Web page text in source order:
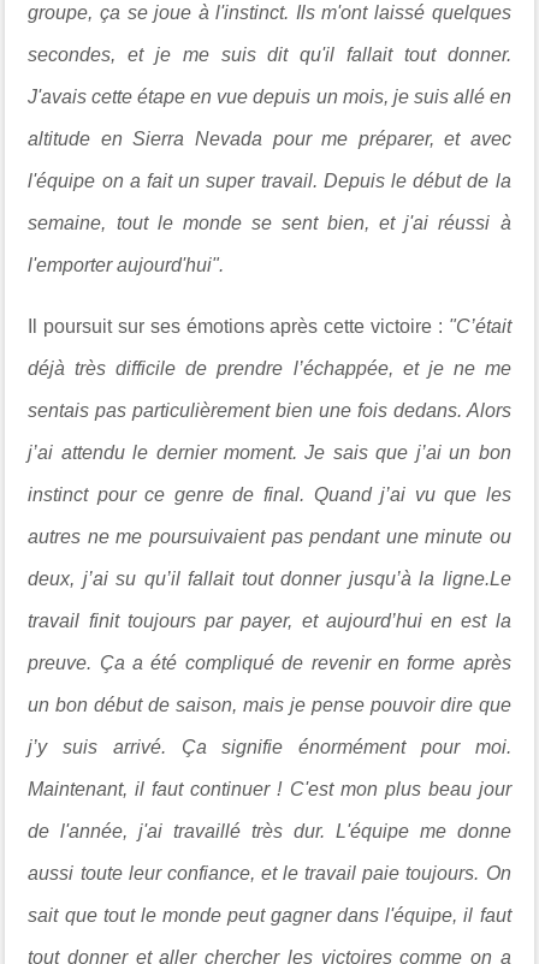
groupe, ça se joue à l'instinct. Ils m'ont laissé quelques
secondes, et je me suis dit qu'il fallait tout donner.
J'avais cette étape en vue depuis un mois, je suis allé en
altitude en Sierra Nevada pour me préparer, et avec
l'équipe on a fait un super travail. Depuis le début de la
semaine, tout le monde se sent bien, et j'ai réussi à
l'emporter aujourd'hui".
Il poursuit sur ses émotions après cette victoire : "C’était
déjà très difficile de prendre l’échappée, et je ne me
sentais pas particulièrement bien une fois dedans. Alors
j’ai attendu le dernier moment. Je sais que j’ai un bon
instinct pour ce genre de final. Quand j’ai vu que les
autres ne me poursuivaient pas pendant une minute ou
deux, j’ai su qu’il fallait tout donner jusqu’à la ligne.Le
travail finit toujours par payer, et aujourd’hui en est la
preuve. Ça a été compliqué de revenir en forme après
un bon début de saison, mais je pense pouvoir dire que
j’y suis arrivé. Ça signifie énormément pour moi.
Maintenant, il faut continuer ! C'est mon plus beau jour
de l'année, j'ai travaillé très dur. L'équipe me donne
aussi toute leur confiance, et le travail paie toujours. On
sait que tout le monde peut gagner dans l'équipe, il faut
tout donner et aller chercher les victoires comme on a